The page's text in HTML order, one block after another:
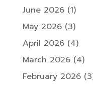
June 2026(1)
May 2026(3)
April 2026(4)
March 2026(4)
February 2026